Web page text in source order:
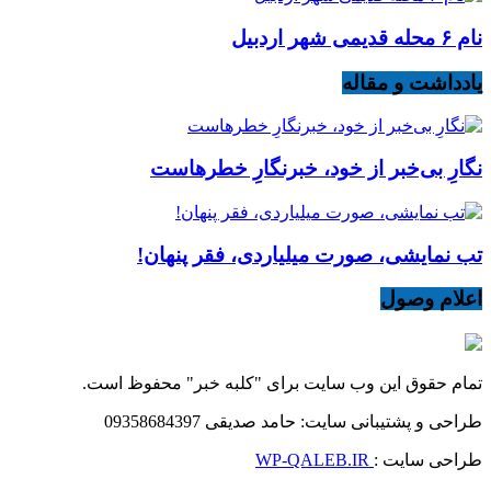
نام ۶ محله قدیمی شهر اردبیل
یادداشت و مقاله
نگارِ بی‌خبر از خود، خبرنگارِ خطرهاست
تب نمایشی، صورت میلیاردی، فقر پنهان!
اعلام وصول
تمام حقوق این وب سایت برای "کلبه خبر" محفوظ است.
طراحی و پشتیبانی سایت: حامد صدیقی 09358684397
طراحی سایت :